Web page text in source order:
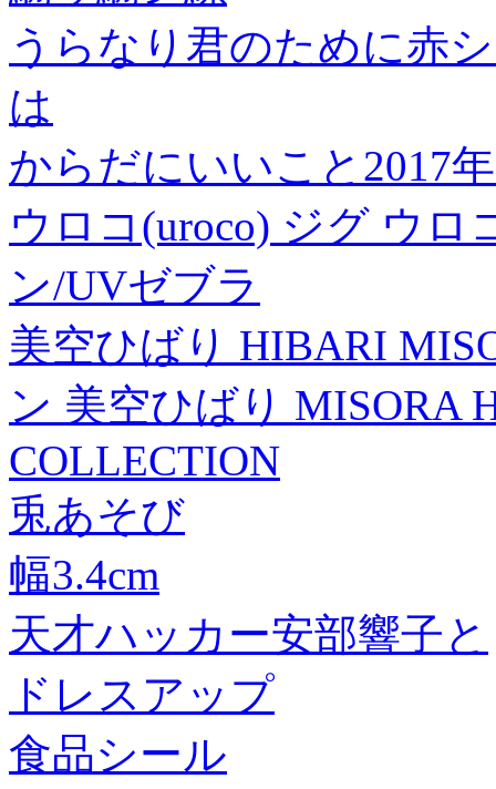
うらなり君のために赤
は
からだにいいこと2017
ウロコ(uroco) ジグ ウロ
ン/UVゼブラ
美空ひばり HIBARI
ン 美空ひばり MISORA
COLLECTION
兎あそび
幅3.4cm
天才ハッカー安部響子と
ドレスアップ
食品シール